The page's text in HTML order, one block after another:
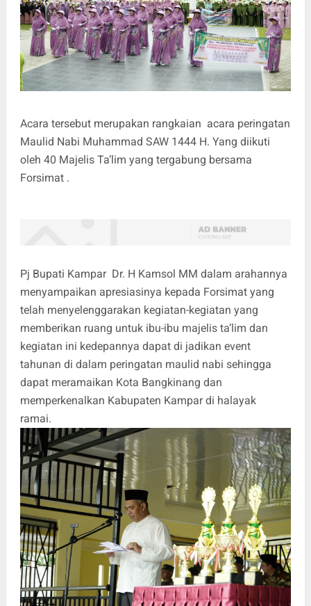
Acara tersebut merupakan rangkaian acara peringatan
Maulid Nabi Muhammad SAW 1444 H. Yang diikuti
oleh 40 Majelis Ta’lim yang tergabung bersama
Forsimat .
Pj Bupati Kampar Dr. H Kamsol MM dalam arahannya
menyampaikan apresiasinya kepada Forsimat yang
telah menyelenggarakan kegiatan-kegiatan yang
memberikan ruang untuk ibu-ibu majelis ta’lim dan
kegiatan ini kedepannya dapat di jadikan event
tahunan di dalam peringatan maulid nabi sehingga
dapat meramaikan Kota Bangkinang dan
memperkenalkan Kabupaten Kampar di halayak
ramai.